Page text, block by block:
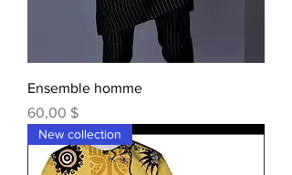
Ensemble homme
Prix
60,00 $
New collection